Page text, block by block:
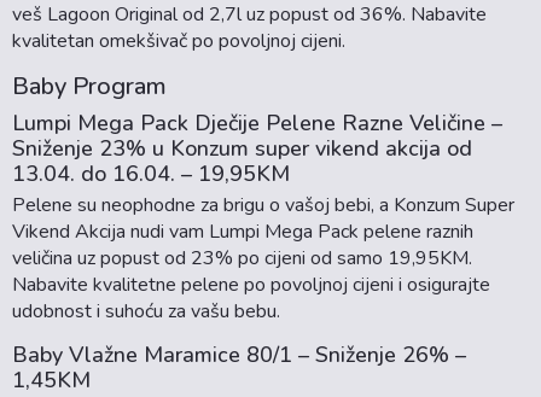
veš Lagoon Original od 2,7l uz popust od 36%. Nabavite
kvalitetan omekšivač po povoljnoj cijeni.
Baby Program
Lumpi Mega Pack Dječije Pelene Razne Veličine –
Sniženje 23% u Konzum super vikend akcija od
13.04. do 16.04. – 19,95KM
Pelene su neophodne za brigu o vašoj bebi, a Konzum Super
Vikend Akcija nudi vam Lumpi Mega Pack pelene raznih
veličina uz popust od 23% po cijeni od samo 19,95KM.
Nabavite kvalitetne pelene po povoljnoj cijeni i osigurajte
udobnost i suhoću za vašu bebu.
Baby Vlažne Maramice 80/1 – Sniženje 26% –
1,45KM